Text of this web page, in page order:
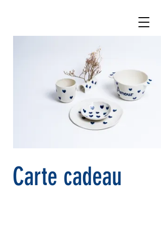
Carte cadeau